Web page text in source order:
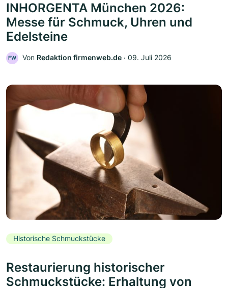
INHORGENTA München 2026:
Messe für Schmuck, Uhren und
Edelsteine
FW Von Redaktion firmenweb.de ‧ 09. Juli 2026
Historische Schmuckstücke
Restaurierung historischer
Schmuckstücke: Erhaltung von